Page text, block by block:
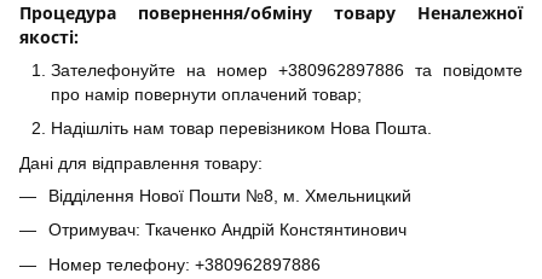
Процедура повернення/обміну товару Неналежної
якості:
Зателефонуйте на номер +380962897886 та повідомте
про намір повернути оплачений товар;
Надішліть нам товар перевізником Нова Пошта.
Дані для відправлення товару:
Відділення Нової Пошти №8, м. Хмельницкий
Отримувач: Ткаченко Андрій Констянтинович
Номер телефону: +380962897886